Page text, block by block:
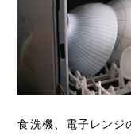
食洗機、電子レン